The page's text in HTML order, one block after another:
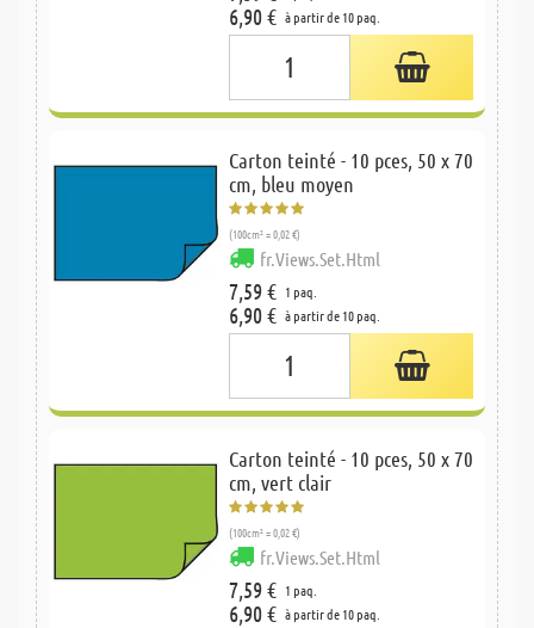
6,90 € à partir de 10 paq.
Carton teinté - 10 pces, 50 x 70
cm, bleu moyen
(100cm² = 0,02 €)
fr.Views.Set.Html
7,59 € 1 paq.
6,90 € à partir de 10 paq.
Carton teinté - 10 pces, 50 x 70
cm, vert clair
(100cm² = 0,02 €)
fr.Views.Set.Html
7,59 € 1 paq.
6,90 € à partir de 10 paq.